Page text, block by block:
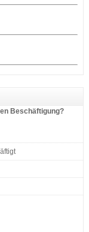
Beschäftigung?